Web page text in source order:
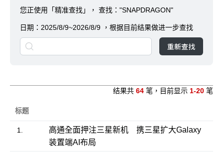
您正使用「精准查找」， 查找："SNAPDRAGON"
日期： 2025/8/9~2026/8/9 ，根据目前结果做进一步查找
重新查找
结果共 64 笔，目前显示 1-20 笔
标题
1.
高通全面押注三星新机 携三星扩大Galaxy
装置端AI布局